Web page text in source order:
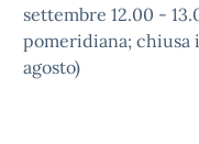
settembre 12.00 -
pomeridiana; chiusa
agosto)